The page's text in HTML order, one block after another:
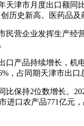
天津市月度出口额同
历史新高。医药品
民营企业发挥生产经
口产品持续增长，机
，占同期天津市出
比保持2位数增长。
进口农产品771亿元